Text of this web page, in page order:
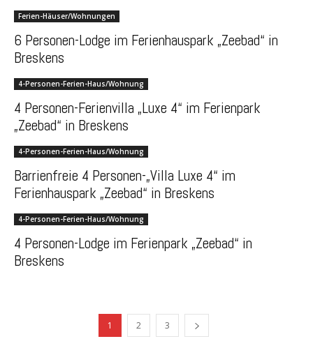
Ferien-Häuser/Wohnungen
6 Personen-Lodge im Ferienhauspark „Zeebad“ in
Breskens
4-Personen-Ferien-Haus/Wohnung
4 Personen-Ferienvilla „Luxe 4“ im Ferienpark
„Zeebad“ in Breskens
4-Personen-Ferien-Haus/Wohnung
Barrienfreie 4 Personen-„Villa Luxe 4“ im
Ferienhauspark „Zeebad“ in Breskens
4-Personen-Ferien-Haus/Wohnung
4 Personen-Lodge im Ferienpark „Zeebad“ in
Breskens
1 2 3